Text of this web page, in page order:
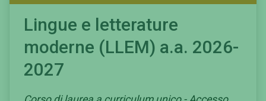
Lingue e letterature
moderne (LLEM) a.a. 2026-
2027